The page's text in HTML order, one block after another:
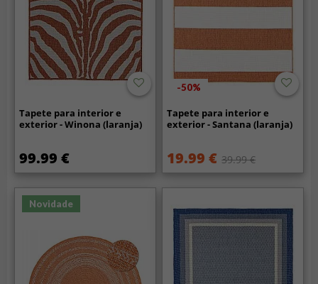
Tapete para interior e
exterior - Winona (laranja)
99.99 €
-50%
Tapete para interior e
exterior - Santana (laranja)
19.99 € 39.99 €
Novidade